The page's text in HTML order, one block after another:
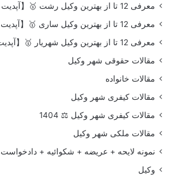
معرفی 12 تا از بهترین وکیل رشت 🥇【آپدیت جدید】⚖️
معرفی 12 تا از بهترین وکیل ساری 🥇【آپدیت جدید】⚖️
معرفی 12 تا از بهترین وکیل شهریار 🥇【آپدیت جدید】⚖️
مقالات حقوقی شهر وکیل
مقالات خانواده
مقالات کیفری شهر وکیل
مقالات کیفری شهر وکیل ⚖️ 1404
مقالات ملکی شهر وکیل
نمونه لایحه + عریضه + شکوائیه +
وکیل